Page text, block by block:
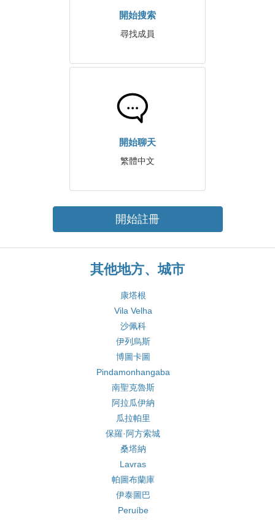
開始搜索
尋找成員
開始聊天
繁體中文
開始註冊
其他地方、城市
康塔根
Vila Velha
沙佩科
伊列烏斯
博圖卡圖
Pindamonhangaba
南聖克魯斯
阿拉瓜伊納
瓜拉帕里
保羅·阿方索城
桑塔納
Lavras
帕圖布蘭庫
伊泰圖巴
Peruíbe